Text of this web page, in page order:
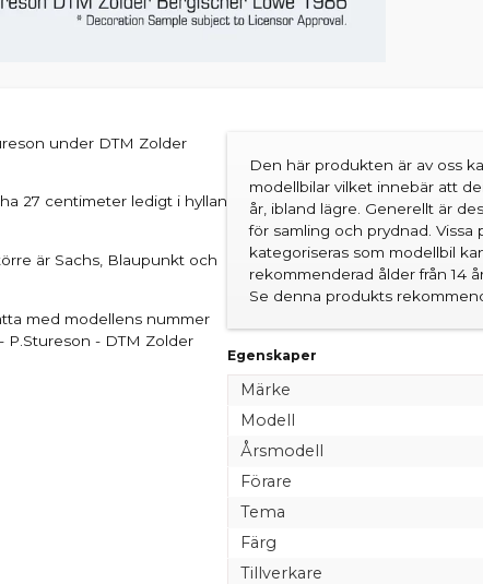
under DTM Zolder
27 centimeter ledigt i hyllan
är Sachs, Blaupunkt och
med modellens nummer
P.Stureson - DTM Zolder
Den här produkten är av oss
modellbilar vilket innebär att
år, ibland lägre. Generellt är
för samling och prydnad.
kategoriseras som modellbil
rekommenderad ålder från 14
Se denna produkts
Egenskaper
Märke
Modell
Årsmodell
Förare
Tema
Färg
Tillverkare